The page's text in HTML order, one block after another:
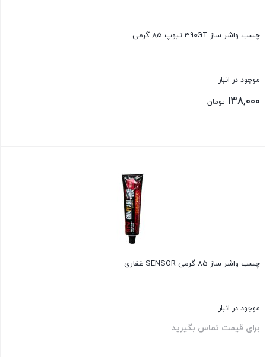
چسب واشر ساز 390GT تیوپ 85 گرمی
موجود در انبار
138,000 تومان
چسب واشر ساز 85 گرمی SENSOR غفاری
موجود در انبار
برای قیمت تماس بگیرید